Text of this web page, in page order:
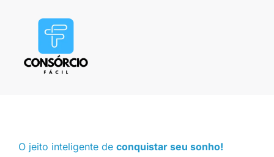
O jeito inteligente de conquistar seu sonho!